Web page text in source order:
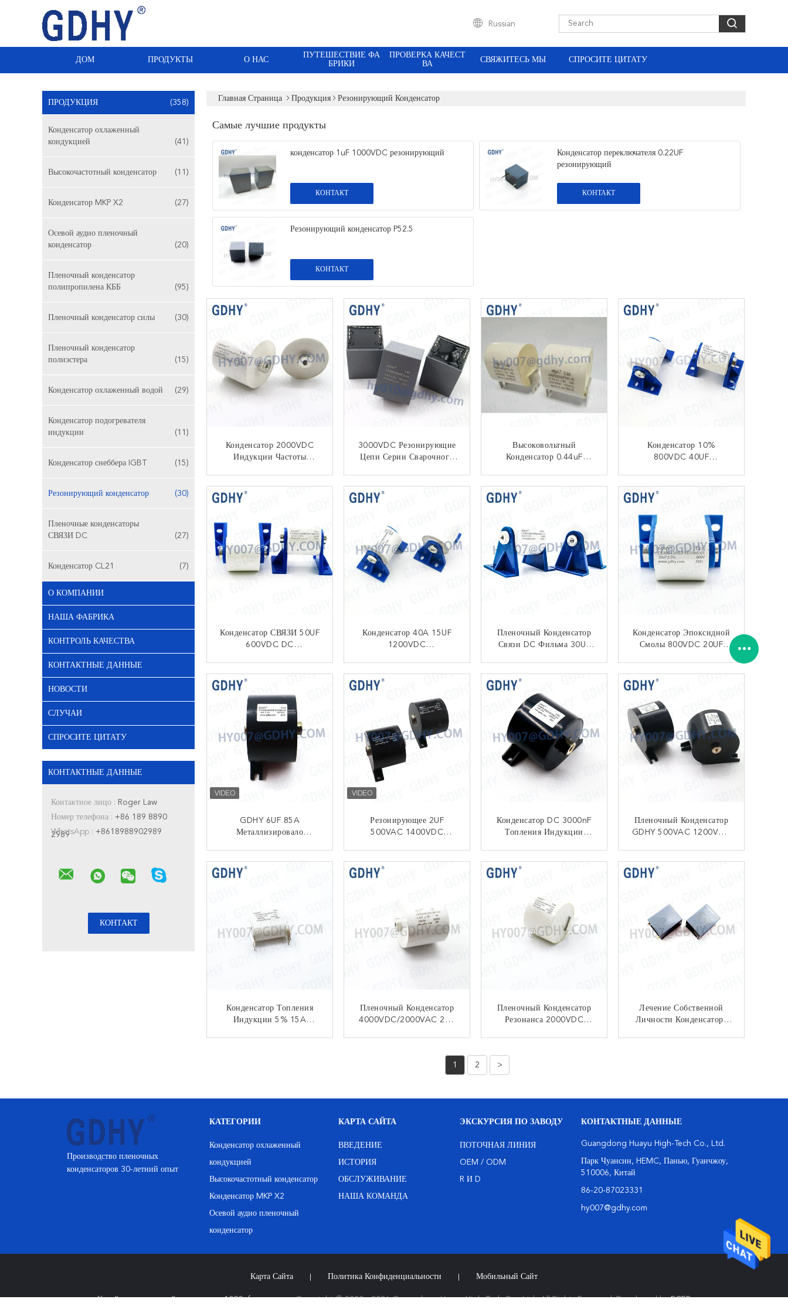
Russian
ДОМ ПРОДУКТЫ О НАС
ПУТЕШЕСТВИЕ ФА
БРИКИ
ПРОВЕРКА КАЧЕСТ
ВА
СВЯЖИТЕСЬ МЫ СПРОСИТЕ ЦИТАТУ
ПРОДУКЦИЯ (358)
Конденсатор охлаженный
кондукцией
(41)
Высокочастотный конденсатор (11)
Конденсатор MKP X2 (27)
Осевой аудио пленочный
конденсатор
(20)
Пленочный конденсатор
полипропилена КББ
(95)
Пленочный конденсатор силы (30)
Пленочный конденсатор
полиэстера
(15)
Конденсатор охлаженный водой (29)
Конденсатор подогревателя
индукции
(11)
Конденсатор снеббера IGBT (15)
Резонирующий конденсатор (30)
Пленочные конденсаторы
СВЯЗИ DC
(27)
Конденсатор CL21 (7)
О КОМПАНИИ
НАША ФАБРИКА
КОНТРОЛЬ КАЧЕСТВА
КОНТАКТНЫЕ ДАННЫЕ
НОВОСТИ
СЛУЧАИ
СПРОСИТЕ ЦИТАТУ
КОНТАКТНЫЕ ДАННЫЕ
Контактное лицо : Roger Law
Номер телефона : +86 189 8890
2989
WhatsApp : +8618988902989
Главная Страница Продукция Резонирующий Конденсатор
Самые лучшие продукты
конденсатор 1uF 1000VDC резонирующий
КОНТАКТ
Конденсатор переключателя 0.22UF
резонирующий
КОНТАКТ
Резонирующий конденсатор P52.5
КОНТАКТ
Конденсатор 2000VDC
Индукции Частоты
КОНТАКТ
3000VDC Резонирующие
Цепи Серии Сварочного
КОНТАКТ
Высоковольтный
Конденсатор 0.44uF
КОНТАКТ
Конденсатор 10%
800VDC 40UF
КОНТАКТ
Конденсатор СВЯЗИ 50UF
600VDC DC
КОНТАКТ
Конденсатор 40A 15UF
1200VDC
КОНТАКТ
Пленочный Конденсатор
Связи DC Фильма 30UF
КОНТАКТ
Конденсатор Эпоксидной
Смолы 800VDC 20UF
КОНТАКТ
GDHY 6UF 85A
Металлизировало
КОНТАКТ
Резонирующее 2UF
500VAC 1400VDC
КОНТАКТ
Конденсатор DC 3000nF
Топления Индукции
КОНТАКТ
Пленочный Конденсатор
GDHY 500VAC 1200VDC
КОНТАКТ
Конденсатор Топления
Индукции 5% 15A
Пленочный Конденсатор
4000VDC/2000VAC 2UF
Пленочный Конденсатор
Резонанса 2000VDC
Лечение Собственной
Личности Конденсатора
1 2 >
Производство пленочных
конденсаторов 30-летний опыт
КАТЕГОРИИ
Конденсатор охлаженный
кондукцией
Высокочастотный конденсатор
Конденсатор MKP X2
Осевой аудио пленочный
конденсатор
КАРТА САЙТА
ВВЕДЕНИЕ
ИСТОРИЯ
ОБСЛУЖИВАНИЕ
НАША КОМАНДА
ЭКСКУРСИЯ ПО ЗАВОДУ
ПОТОЧНАЯ ЛИНИЯ
OEM / ODM
R И D
КОНТАКТНЫЕ ДАННЫЕ
Guangdong Huayu High-Tech Co., Ltd.
Парк Чуансин, HEMC, Панью, Гуанчжоу,
510006, Китай
86-20-87023331
hy007@gdhy.com
Карта Сайта Политика Конфиденциальности Мобильный Сайт
Китай резонирующий конденсатор 1000nf поставщик.Copyright © 2020 - 2026 Guangdong Huayu High-Tech Co., Ltd.. All Rights Reserved. Developed byECER